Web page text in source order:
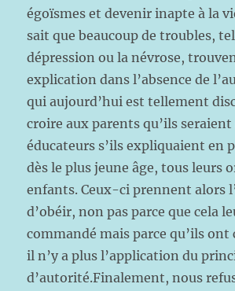
égoïsmes et devenir inapte à la
sait que beaucoup de troubles,
dépression ou la névrose,
explication dans l’absence de
qui aujourd’hui est tellement
croire aux parents qu’ils seraient
éducateurs s’ils expliquaient en
dès le plus jeune âge, tous leurs
enfants. Ceux-ci prennent alors
d’obéir, non pas parce que cela
commandé mais parce qu’ils ont
il n’y a plus l’application du
d’autorité.Finalement, nous